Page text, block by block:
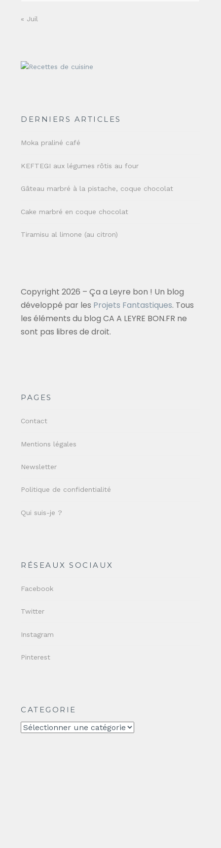
« Juil
DERNIERS ARTICLES
Moka praliné café
KEFTEGI aux légumes rôtis au four
Gâteau marbré à la pistache, coque chocolat
Cake marbré en coque chocolat
Tiramisu al limone (au citron)
Copyright 2026 – Ça a Leyre bon ! Un blog
développé par les Projets Fantastiques. Tous
les éléments du blog CA A LEYRE BON.FR ne
sont pas libres de droit.
PAGES
Contact
Mentions légales
Newsletter
Politique de confidentialité
Qui suis-je ?
RÉSEAUX SOCIAUX
Facebook
Twitter
Instagram
Pinterest
CATEGORIE
CATEGORIE